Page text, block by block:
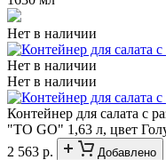
Нет в наличии
Нет в наличии
Нет в наличии
Контейнер для салата с
"TO GO" 1,63 л, цвет
2 563 р.
Добавлено